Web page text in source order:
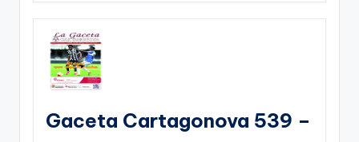
Gaceta Cartagonova 539 –